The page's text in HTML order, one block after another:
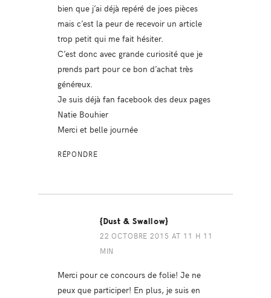
bien que j’ai déjà repéré de joes pièces
mais c’est la peur de recevoir un article
trop petit qui me fait hésiter.
C’est donc avec grande curiosité que je
prends part pour ce bon d’achat très
généreux.
Je suis déjà fan facebook des deux pages
Natie Bouhier
Merci et belle journée
RÉPONDRE
{Dust & Swallow}
22 OCTOBRE 2015 AT 11 H 11
MIN
Merci pour ce concours de folie! Je ne
peux que participer! En plus, je suis en